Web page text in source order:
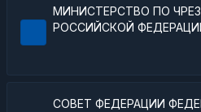
МИНИСТЕРСТВО ПО
РОССИЙСКОЙ
СОВЕТ ФЕДЕРАЦИИ